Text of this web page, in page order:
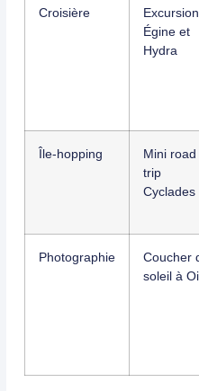
Croisière
Égine et
Hydra
Île-hopping
Mini road
trip
Cyclades
Photographie
Coucher
soleil à